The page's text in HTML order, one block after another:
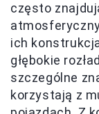
często
ich
głębokie
szczególne
korzystają z